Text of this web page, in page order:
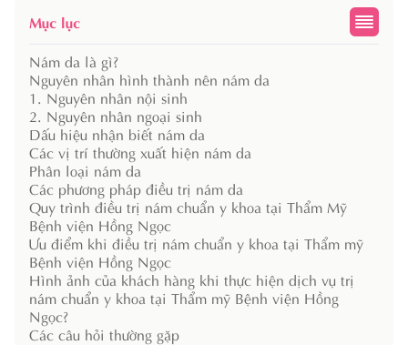
Mục lục
Nám da là gì?
Nguyên nhân hình thành nên nám da
1. Nguyên nhân nội sinh
2. Nguyên nhân ngoại sinh
Dấu hiệu nhận biết nám da
Các vị trí thường xuất hiện nám da
Phân loại nám da
Các phương pháp điều trị nám da
Quy trình điều trị nám chuẩn y khoa tại Thẩm Mỹ
Bệnh viện Hồng Ngọc
Ưu điểm khi điều trị nám chuẩn y khoa tại Thẩm mỹ
Bệnh viện Hồng Ngọc
Hình ảnh của khách hàng khi thực hiện dịch vụ trị
nám chuẩn y khoa tại Thẩm mỹ Bệnh viện Hồng
Ngọc?
Các câu hỏi thường gặp